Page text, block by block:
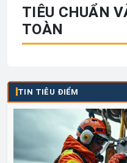
TIÊU CHUẨN
TOÀN
TIN TIÊU ĐIỂM